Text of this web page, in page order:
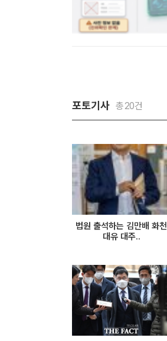
포토기사 총20건
법원 출석하는 김만배 화천
대유 대주..